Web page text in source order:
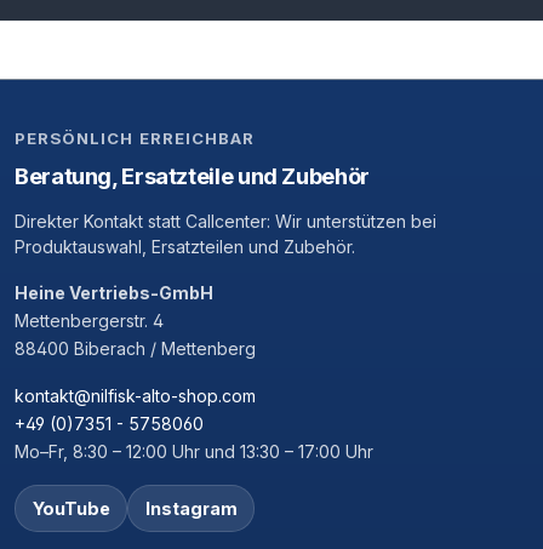
PERSÖNLICH ERREICHBAR
Beratung, Ersatzteile und Zubehör
Direkter Kontakt statt Callcenter: Wir unterstützen bei
Produktauswahl, Ersatzteilen und Zubehör.
Heine Vertriebs-GmbH
Mettenbergerstr. 4
88400 Biberach / Mettenberg
kontakt@nilfisk-alto-shop.com
+49 (0)7351 - 5758060
Mo–Fr, 8:30 – 12:00 Uhr und 13:30 – 17:00 Uhr
YouTube Instagram